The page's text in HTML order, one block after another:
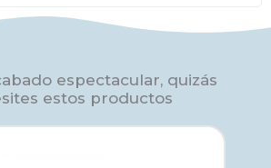
espectacular, quizás
estos productos